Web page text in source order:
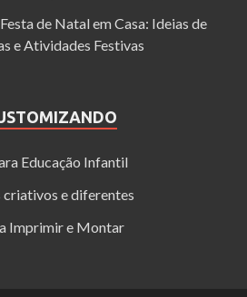
de Natal em Casa: Ideias de
e Atividades Festivas
Educação Infantil
criativos e diferentes
Imprimir e Montar